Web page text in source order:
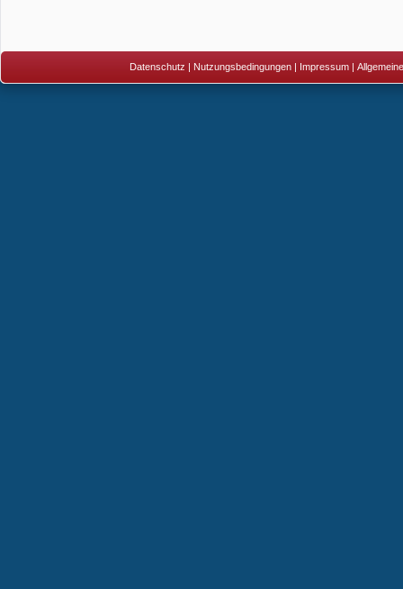
Datenschutz | Nutzungsbedingungen| Impressum|